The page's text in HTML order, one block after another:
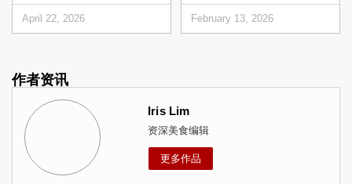
April 22, 2026 February 13, 2026
作者资讯
Iris Lim
资深美食编辑
更多作品